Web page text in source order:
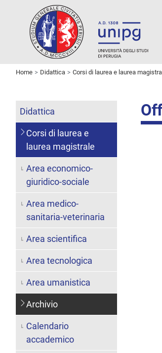
Home Didattica Corsi di laurea e laurea
Didattica
Corsi di laurea e
laurea magistrale
Area economico-
giuridico-sociale
Area medico-
sanitaria-veterinaria
Area scientifica
Area tecnologica
Area umanistica
Archivio
Calendario
accademico